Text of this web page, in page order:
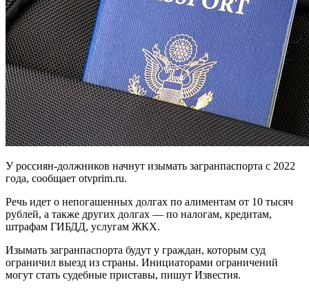
У россиян-должников начнут изымать загранпаспорта с 2022
года, сообщает otvprim.ru.
Речь идет о непогашенных долгах по алиментам от 10 тысяч
рублей, а также других долгах — по налогам, кредитам,
штрафам ГИБДД, услугам ЖКХ.
Изымать загранпаспорта будут у граждан, которым суд
ограничил выезд из страны. Инициаторами ограничений
могут стать судебные приставы, пишут Известия.